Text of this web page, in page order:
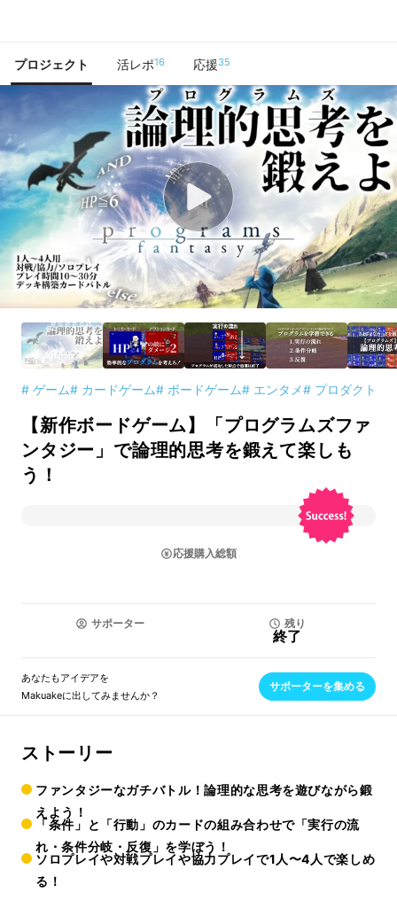
プロジェクト 活レポ16 応援35
# ゲーム# カードゲーム# ボードゲーム# エンタメ# プロダクト
【新作ボードゲーム】「プログラムズファ
ンタジー」で論理的思考を鍛えて楽しも
う！
応援購入総額
サポーター 残り
終了
あなたもアイデアを
Makuakeに出してみませんか？
サポーターを集める
ストーリー
ファンタジーなガチバトル！論理的な思考を遊びながら鍛
えよう！
「条件」と「行動」のカードの組み合わせで「実行の流
れ・条件分岐・反復」を学ぼう！
ソロプレイや対戦プレイや協力プレイで1人〜4人で楽しめ
る！